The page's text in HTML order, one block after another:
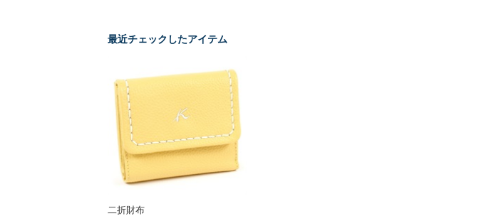
最近チェックしたアイテム
二折財布